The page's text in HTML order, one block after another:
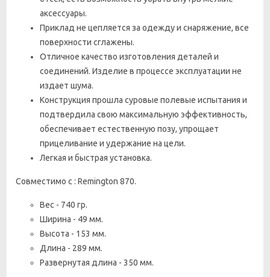
аксессуары.
Приклад не цепляется за одежду и снаряжение, все
поверхности сглажены.
Отличное качество изготовления деталей и
соединений. Изделие в процессе эксплуатации не
издает шума.
Конструкция прошла суровые полевые испытания и
подтвердила свою максимальную эффективность,
обеспечивает естественную позу, упрощает
прицеливание и удержание на цели.
Легкая и быстрая установка.
Совместимо с : Remington 870.
Вес - 740 гр.
Ширина - 49 мм.
Высота - 153 мм.
Длина - 289 мм.
Развернутая длина - 350 мм.